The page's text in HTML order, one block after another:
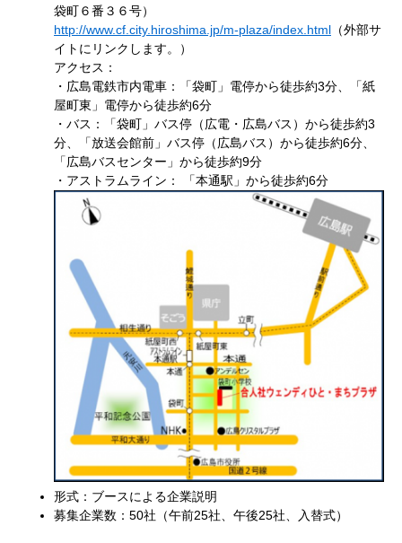
袋町６番３６号）
http://www.cf.city.hiroshima.jp/m-plaza/index.html （外部サ
イトにリンクします。）
アクセス：
・広島電鉄市内電車：「袋町」電停から徒歩約3分、「紙
屋町東」電停から徒歩約6分
・バス：「袋町」バス停（広電・広島バス）から徒歩約3
分、「放送会館前」バス停（広島バス）から徒歩約6分、
「広島バスセンター」から徒歩約9分
・アストラムライン： 「本通駅」から徒歩約6分
形式：ブースによる企業説明
募集企業数：50社（午前25社、午後25社、入替式）